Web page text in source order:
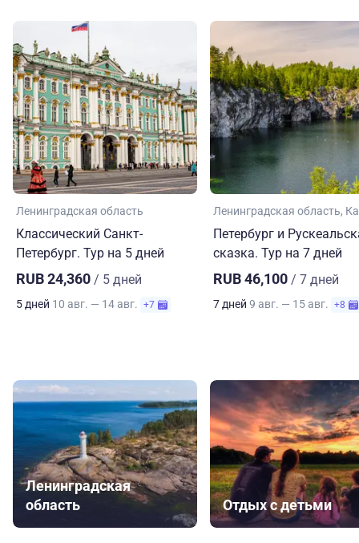
Ленинградская область
Классический Санкт-
Петербург. Тур на 5 дней
RUB 24,360 / 5 дней
5 дней 10 авг. — 14 авг. +7
Ленинградская область
Петербург и
сказка. Тур на 7 дней
RUB 46,100 / 7 дней
7 дней 9 авг. — 15 авг. +8
Ленинградская
область
Отдых с детьми